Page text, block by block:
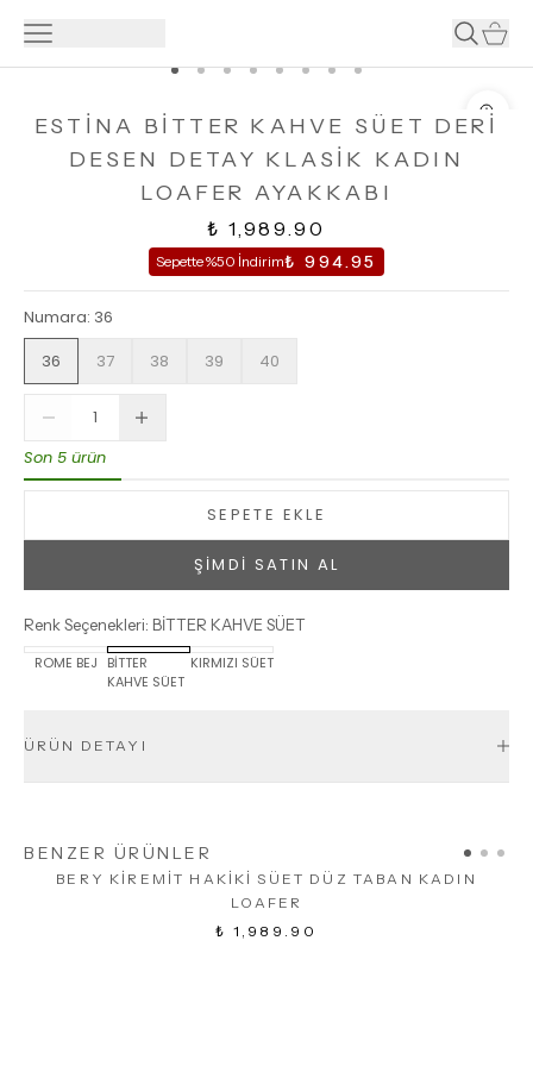
ESTİNA BİTTER KAHVE SÜET DERİ
DESEN DETAY KLASİK KADIN
LOAFER AYAKKABI
₺ 1,989.90
Sepette %50 İndirim₺ 994.95
Numara: 36
36
37 38 39 40
Son 5 ürün
SEPETE EKLE
ŞİMDİ SATIN AL
Renk Seçenekleri: BİTTER KAHVE SÜET
ROME BEJ
BİTTER
KAHVE SÜET
KIRMIZI SÜET
ÜRÜN DETAYI
BENZER ÜRÜNLER
BERY KİREMİT HAKİKİ SÜET DÜZ TABAN KADIN
LOAFER
₺ 1,989.90